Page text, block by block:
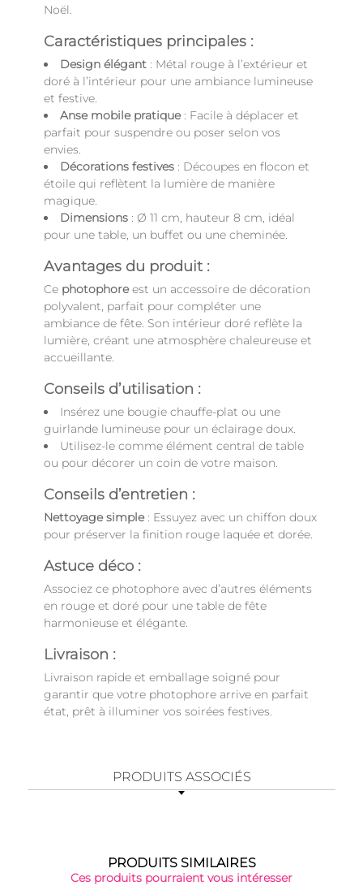
Noël.
Caractéristiques principales :
Design élégant : Métal rouge à l’extérieur et
doré à l’intérieur pour une ambiance lumineuse
et festive.
Anse mobile pratique: Facile à déplacer et
parfait pour suspendre ou poser selon vos
envies.
Décorations festives : Découpes en flocon et
étoile qui reflètent la lumière de manière
magique.
Dimensions : Ø 11 cm, hauteur 8 cm, idéal
pour une table, un buffet ou une cheminée.
Avantages du produit :
Ce photophoreest un accessoire de décoration
polyvalent, parfait pour compléter une
ambiance de fête. Son intérieur doré reflète la
lumière, créant une atmosphère chaleureuse et
accueillante.
Conseils d’utilisation :
Insérez une bougie chauffe-plat ou une
guirlande lumineuse pour un éclairage doux.
Utilisez-le comme élément central de table
ou pour décorer un coin de votre maison.
Conseils d’entretien :
Nettoyage simple: Essuyez avec un chiffon doux
pour préserver la finition rouge laquée et dorée.
Astuce déco :
Associez ce photophore avec d’autres éléments
en rouge et doré pour une table de fête
harmonieuse et élégante.
Livraison :
Livraison rapide et emballage soigné pour
garantir que votre photophore arrive en parfait
état, prêt à illuminer vos soirées festives.
PRODUITS ASSOCIÉS
PRODUITS SIMILAIRES
Ces produits pourraient vous intéresser